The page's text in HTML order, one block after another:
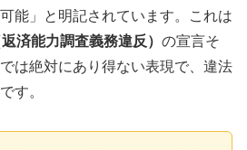
能」と明記されています。これは
済能力調査義務違反） の宣言そ
は絶対にあり得ない表現で、違法
す。